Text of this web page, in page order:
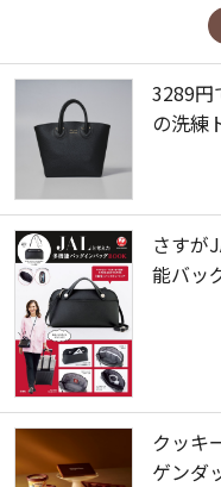
3289円
の洗練
さすが
能バッ
クッキ
ゲンダ